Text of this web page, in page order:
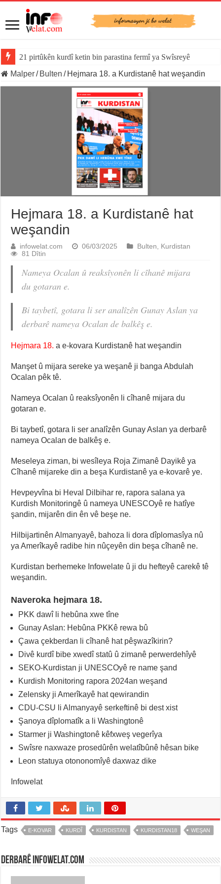
21 pirtûkên kurdî ketin bin parastina fermî ya Swîsreyê
Malper/ Bulten / Hejmara 18. a Kurdistanê hat weşandin
Hejmara 18. a Kurdistanê hat
weşandin
infowelat.com 06/03/2025 Bulten, Kurdistan
81 Dîtin
Nameya Ocalan û reaksîyonên li cîhanê mijara
du gotaran e.
Bi taybetî, gotara li ser analîzên Gunay Aslan ya
derbarê nameya Ocalan de balkêş e.
Hejmara 18. a e-kovara Kurdistanê hat weşandin
Manşet û mijara sereke ya weşanê ji banga Abdulah
Ocalan pêk tê.
Nameya Ocalan û reaksîyonên li cîhanê mijara du
gotaran e.
Bi taybetî, gotara li ser analîzên Gunay Aslan ya derbarê
nameya Ocalan de balkêş e.
Meseleya ziman, bi wesîleya Roja Zimanê Dayikê ya
Cîhanê mijareke din a beşa Kurdistanê ya e-kovarê ye.
Hevpeyvîna bi Heval Dilbihar re, rapora salana ya
Kurdish Monitoringê û nameya UNESCOyê re hatîye
şandin, mijarên din ên vê beşe ne.
Hilbijartinên Almanyayê, bahoza li dora dîplomasîya nû
ya Amerîkayê radibe hin nûçeyên din beşa cîhanê ne.
Kurdistan berhemeke Infowelate û ji du hefteyê carekê tê
weşandin.
Naveroka hejmara 18.
PKK dawî li hebûna xwe tîne
Gunay Aslan: Hebûna PKKê rewa bû
Çawa çekberdan li cîhanê hat pêşwazîkirin?
Divê kurdî bibe xwedî statû û zimanê perwerdehîyê
SEKO-Kurdistan ji UNESCOyê re name şand
Kurdish Monitoring rapora 2024an weşand
Zelensky ji Amerîkayê hat qewirandin
CDU-CSU li Almanyayê serkeftinê bi dest xist
Şanoya dîplomatîk a li Washingtonê
Starmer ji Washingtonê kêfxweş vegerîya
Swîsre naxwaze prosedûrên welatîbûnê hêsan bike
Leon statuya otononomîyê daxwaz dike
Infowelat
Tags E-KOVAR KURDÎ KURDISTAN KURDISTAN18 WEŞAN
Derbarê infowelat.com